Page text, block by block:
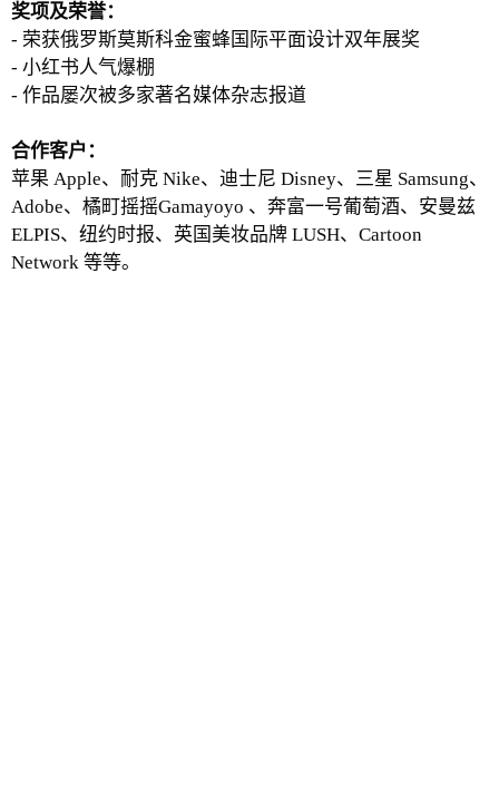
奖项及荣誉：
- 荣获俄罗斯莫斯科金蜜蜂国际平面设计双年展奖
- 小红书人气爆棚
- 作品屡次被多家著名媒体杂志报道
合作客户：
苹果 Apple、耐克 Nike、迪士尼 Disney、三星 Samsung、
Adobe、橘町摇摇Gamayoyo 、奔富一号葡萄酒、安曼兹
ELPIS、纽约时报、英国美妆品牌 LUSH、Cartoon
Network 等等。